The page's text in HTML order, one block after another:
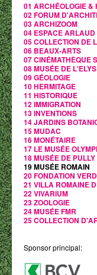
01 ARCHÉOLOGIE &
02 FORUM
03 ARCHIZOOM
04 ESPACE ARLAUD
05 COLLECTION DE
06 BEAUX-ARTS
07 CINÉMATHÈQUE
08 MUSÉE DE
09 GÉOLOGIE
10 HERMITAGE
11 HISTORIQUE
12 IMMIGRATION
13 INVENTIONS
14 JARDINS
15 MUDAC
16 MONÉTAIRE
17 LE MUSÉE
18 MUSÉE DE PULLY
19 MUSÉE ROMAIN
20 FONDATION
21 VILLA ROMAINE
22 VIVARIUM
23 ZOOLOGIE
24 MUSÉE FMR
25 COLLECTION
Sponsor principal: